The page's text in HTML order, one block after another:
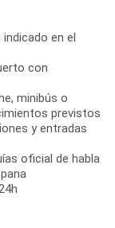
en el
con
minibús o
previstos
y entradas
oficial de habla